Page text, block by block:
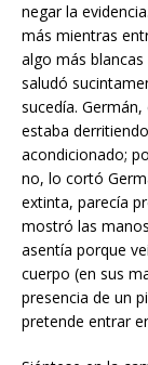
negar la
más mientras
algo más
saludó
sucedía.
estaba
acondicionado;
no, lo cortó
extinta, parecía
mostró las
asentía porque
cuerpo (en sus
presencia de un
pretende entrar